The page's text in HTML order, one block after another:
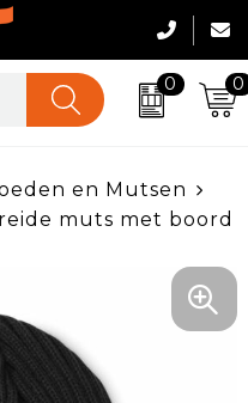
0 0
Geschenken
en Mutsen
muts met boord